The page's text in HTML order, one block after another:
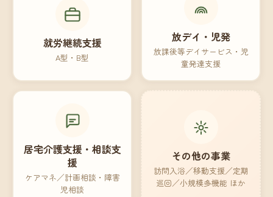
就労継続支援
A型・B型
放デイ・児発
放課後等デイサービス・児
童発達支援
居宅介護支援・相談支
援
ケアマネ／計画相談・障害
児相談
その他の事業
訪問入浴／移動支援／定期
巡回／小規模多機能 ほか